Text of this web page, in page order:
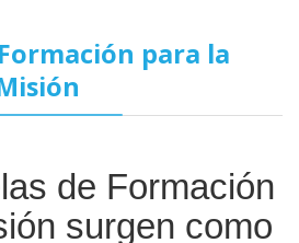
Formación para la
de Formación
surgen como